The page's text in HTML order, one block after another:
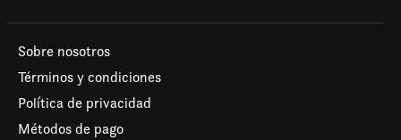
Sobre nosotros
Términos y condiciones
Política de privacidad
Métodos de pago